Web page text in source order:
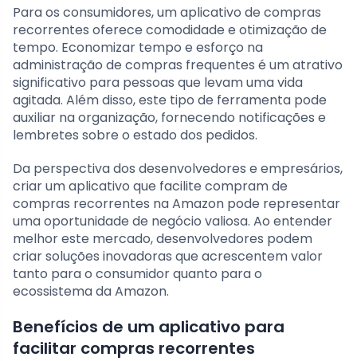
Para os consumidores, um aplicativo de compras
recorrentes oferece comodidade e otimização de
tempo. Economizar tempo e esforço na
administração de compras frequentes é um atrativo
significativo para pessoas que levam uma vida
agitada. Além disso, este tipo de ferramenta pode
auxiliar na organização, fornecendo notificações e
lembretes sobre o estado dos pedidos.
Da perspectiva dos desenvolvedores e empresários,
criar um aplicativo que facilite compram de
compras recorrentes na Amazon pode representar
uma oportunidade de negócio valiosa. Ao entender
melhor este mercado, desenvolvedores podem
criar soluções inovadoras que acrescentem valor
tanto para o consumidor quanto para o
ecossistema da Amazon.
Benefícios de um aplicativo para
facilitar compras recorrentes